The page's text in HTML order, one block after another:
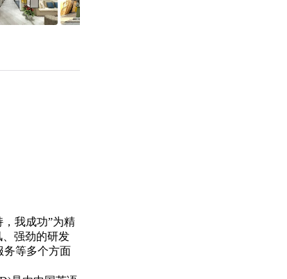
我成功”为精
强劲的研发
务等多个方面